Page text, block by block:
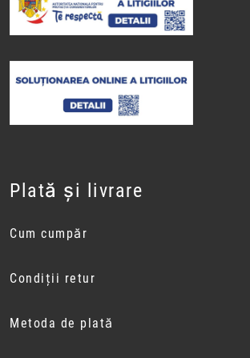
Plată și livrare
Cum cumpăr
Condiții retur
Metoda de plată